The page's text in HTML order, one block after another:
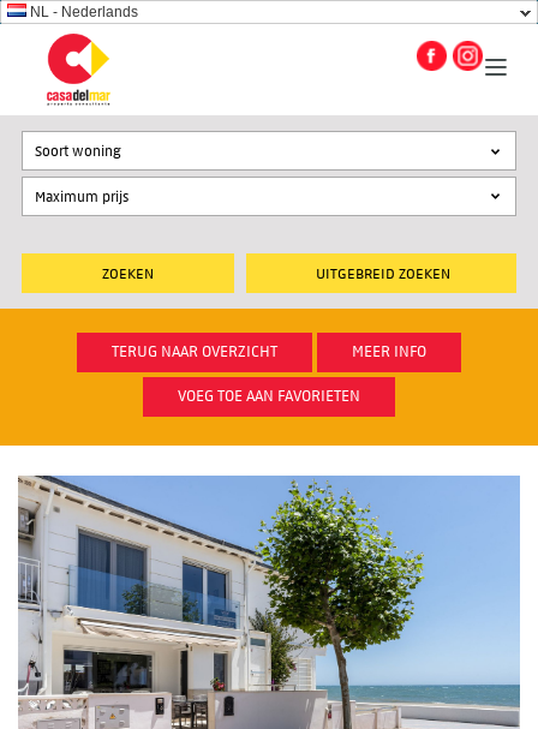
NL - Nederlands
UITGEBREID ZOEKEN
Soort woning
TERUG NAAR OVERZICHT MEER INFO
VOEG TOE AAN FAVORIETEN